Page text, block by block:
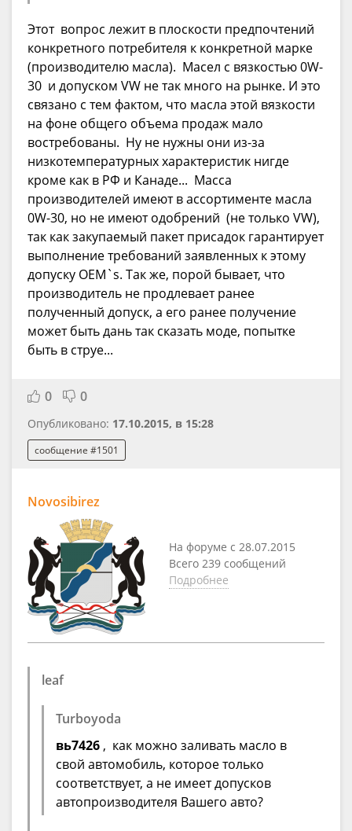
Этот вопрос лежит в плоскости предпочтений
конкретного потребителя к конкретной марке
(производителю масла). Масел с вязкостью 0W-
30 и допуском VW не так много на рынке. И это
связано с тем фактом, что масла этой вязкости
на фоне общего объема продаж мало
востребованы. Ну не нужны они из-за
низкотемпературных характеристик нигде
кроме как в РФ и Канаде... Масса
производителей имеют в ассортименте масла
0W-30, но не имеют одобрений (не только VW),
так как закупаемый пакет присадок гарантирует
выполнение требований заявленных к этому
допуску OEM`s. Так же, порой бывает, что
производитель не продлевает ранее
полученный допуск, а его ранее получение
может быть дань так сказать моде, попытке
быть в струе...
0 0
Опубликовано: 17.10.2015, в 15:28
сообщение #1501
Novosibirez
На форуме с 28.07.2015
Всего 239 сообщений
Подробнее
leaf
Turboyoda
вь7426 , как можно заливать масло в
свой автомобиль, которое только
соответствует, а не имеет допусков
автопроизводителя Вашего авто?